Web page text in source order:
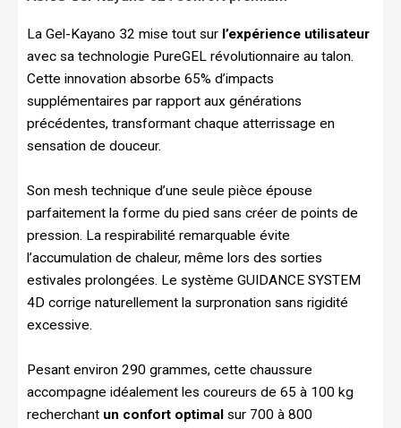
La Gel-Kayano 32 mise tout sur l’expérience utilisateur
avec sa technologie PureGEL révolutionnaire au talon.
Cette innovation absorbe 65% d’impacts
supplémentaires par rapport aux générations
précédentes, transformant chaque atterrissage en
sensation de douceur.
Son mesh technique d’une seule pièce épouse
parfaitement la forme du pied sans créer de points de
pression. La respirabilité remarquable évite
l’accumulation de chaleur, même lors des sorties
estivales prolongées. Le système GUIDANCE SYSTEM
4D corrige naturellement la surpronation sans rigidité
excessive.
Pesant environ 290 grammes, cette chaussure
accompagne idéalement les coureurs de 65 à 100 kg
recherchant un confort optimal sur 700 à 800